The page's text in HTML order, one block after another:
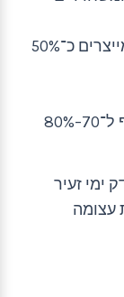
לפי מחקרים, יצורים ימיים זעירים אלה מייצרים כ־50%
הערכות אחרות טוענות שהם אחראים אף ל־70–80%
ימי זעיר